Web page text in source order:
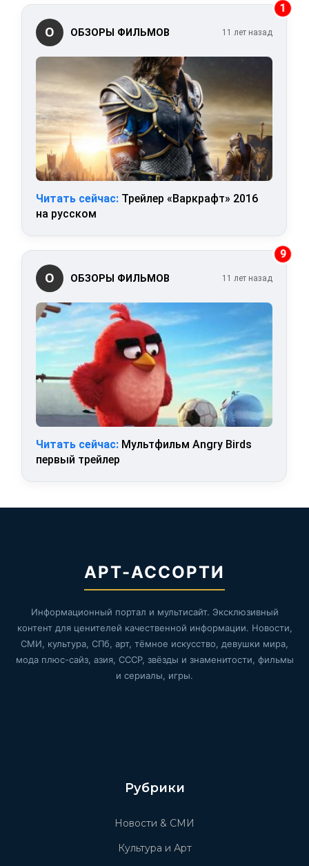
1
О ОБЗОРЫ ФИЛЬМОВ 11 лет назад
Читать сейчас: Трейлер «Варкрафт» 2016
на русском
9
О ОБЗОРЫ ФИЛЬМОВ 11 лет назад
Читать сейчас: Мультфильм Angry Birds
первый трейлер
АРТ-АССОРТИ
Информационный портал и мультисайт. Эксклюзивный
контент для ценителей качественной информации. Новости,
СМИ, культура, СПб, арт, тёмное искусство, девушки мира,
мода плюс-сайз, азия, СССР, звёзды и знаменитости, фильмы
и сериалы, игры.
Рубрики
Новости & СМИ
Культура и Арт